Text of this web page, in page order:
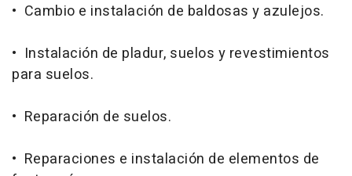
• Cambio e instalación de baldosas y azulejos.
• Instalación de pladur, suelos y revestimientos
para suelos.
• Reparación de suelos.
• Reparaciones e instalación de elementos de